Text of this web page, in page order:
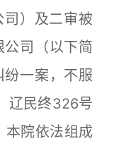
）及二审被
司（以下简
一案，不服
辽民终326号
本院依法组成